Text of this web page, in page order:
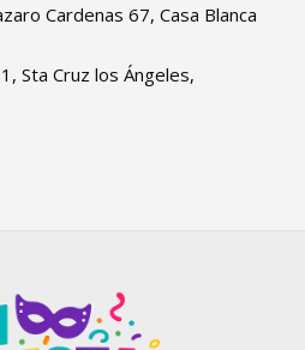
Cardenas 67, Casa Blanca
Sta Cruz los Ángeles,